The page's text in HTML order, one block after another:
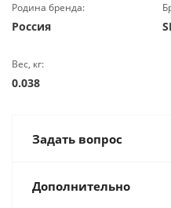
Родина бренда:
Россия
Вес, кг:
0.038
Задать вопрос
Дополнительно